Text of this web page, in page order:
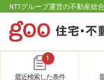
NTTグループ運営の不動産総
1
最近検索した条件